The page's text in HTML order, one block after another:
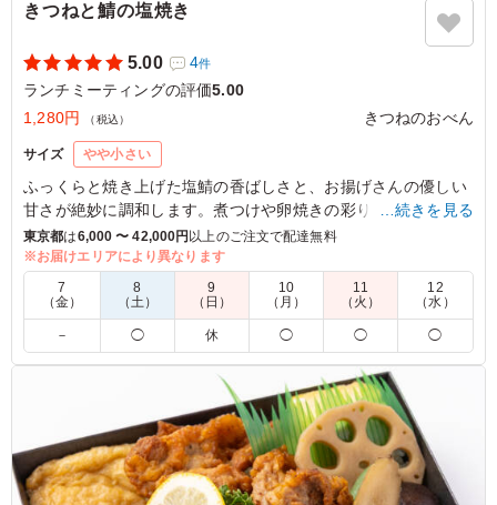
きつねと鯖の塩焼き
5.00 4件
ランチミーティングの評価5.00
1,280円
（税込） きつねのおべん
サイズ やや小さい
ふっくらと焼き上げた塩鯖の香ばしさと、お揚げさんの優しい
甘さが絶妙に調和します。煮つけや卵焼きの彩りも豊かで、特
別な会食や大事なお集まりの席にピッタリです。きつねのおべ
んで心温まるひとときをお楽しみください。
5.0
ご飯が見えないくらいぎっしりおかずが敷き詰められてい
ました。とても大きな鯖の塩焼きが、インパクト大でし
た。鯖は程よくこんがり焼けていて、塩味も程よくついて
いて、脂ものっていて冷めていてもおいしかったです。食
べた満足感も大きかったです。お揚げは、甘辛い煮汁が味
がよくしみていて、鯖と交互に食べるととてもおいしかっ
たです。根菜の煮物も大サイズでしたので、コンパクトな
…続きを見る
東京都は6,000 〜 42,000円 以上のご注文で配達無料
※お届けエリアにより異なります
7
（金）
8
（土）
9
（日）
10
（月）
11
（火）
12
（水）
－ ◯ 休 ◯ ◯ ◯